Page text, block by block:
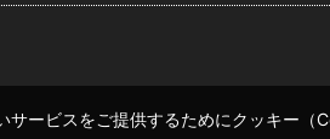
サービスをご提供するためにクッキー